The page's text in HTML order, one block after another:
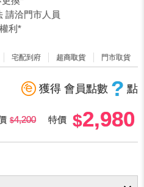
請洽門市人員
利*
宅配到府 超商取貨 門市取貨
獲得 會員點數 ? 點
4,200 特價 2,980